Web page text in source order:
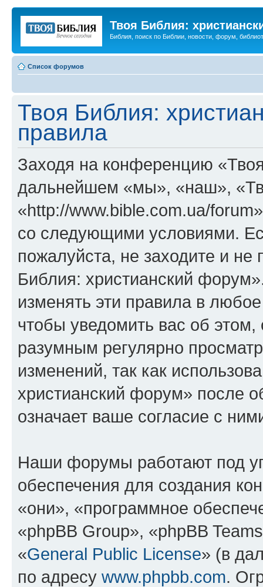
Твоя Библия:
Библия, поиск по Библии, новости, форум,
Список форумов
Твоя Библия:
правила
Заходя на конференцию
дальнейшем «мы», «наш»,
«http://www.bible.com.ua/
со следующими условиями.
пожалуйста, не заходите и
Библия: христианский
изменять эти правила в
чтобы уведомить вас об
разумным регулярно
изменений, так как
христианский форум» после
означает ваше согласие с
Наши форумы работают под
обеспечения для создания
«они», «программное
«phpBB Group», «phpBB
«General Public License» (в
по адресу www.phpbb.com.